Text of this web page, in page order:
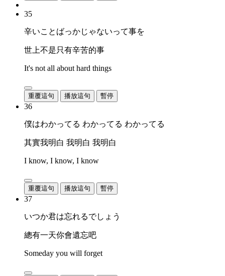
35
辛いことばっかじゃないって事を
世上不是只有辛苦的事
It's not all about hard things
重覆這句 播放這句 暫停
36
僕はわかってる わかってる わかってる
其實我明白 我明白 我明白
I know, I know, I know
重覆這句 播放這句 暫停
37
いつか君は忘れるでしょう
總有一天你會遺忘吧
Someday you will forget